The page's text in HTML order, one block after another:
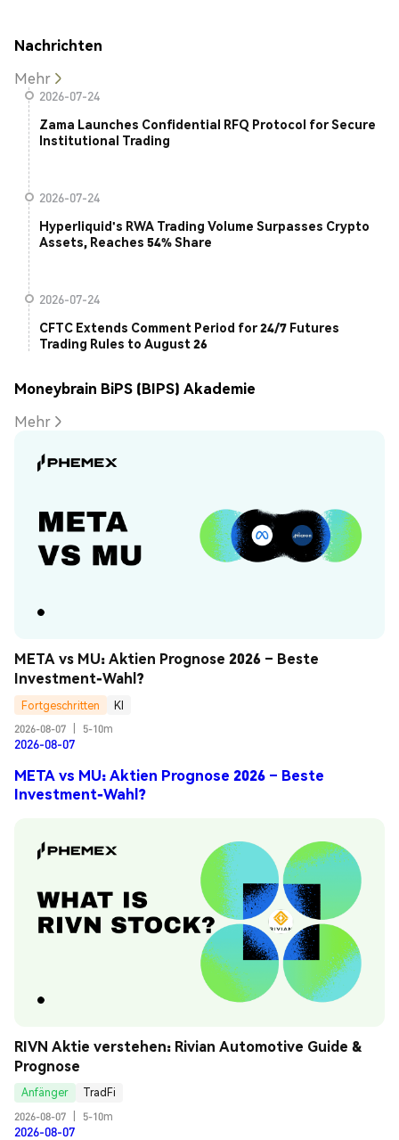
Nachrichten
Mehr
2026-07-24
Zama Launches Confidential RFQ Protocol for Secure
Institutional Trading
2026-07-24
Hyperliquid's RWA Trading Volume Surpasses Crypto
Assets, Reaches 54% Share
2026-07-24
CFTC Extends Comment Period for 24/7 Futures
Trading Rules to August 26
Moneybrain BiPS (BIPS) Akademie
Mehr
META vs MU: Aktien Prognose 2026 – Beste
Investment-Wahl?
Fortgeschritten
KI
2026-08-07
5-10m
2026-08-07
META vs MU: Aktien Prognose 2026 – Beste
Investment-Wahl?
RIVN Aktie verstehen: Rivian Automotive Guide &
Prognose
Anfänger
TradFi
2026-08-07
5-10m
2026-08-07